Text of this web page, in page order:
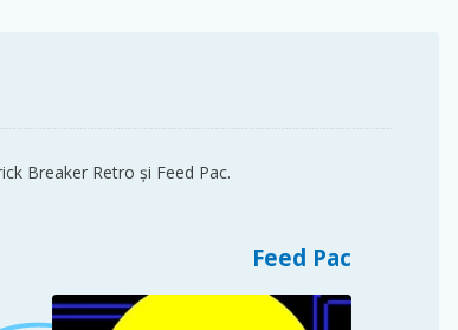
Breaker Retro și Feed Pac.
Feed Pac